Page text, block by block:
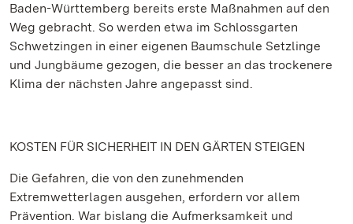
Baden-Württemberg bereits erste Maßnahmen auf den
Weg gebracht. So werden etwa im Schlossgarten
Schwetzingen in einer eigenen Baumschule Setzlinge
und Jungbäume gezogen, die besser an das trockenere
Klima der nächsten Jahre angepasst sind.
KOSTEN FÜR SICHERHEIT IN DEN GÄRTEN STEIGEN
Die Gefahren, die von den zunehmenden
Extremwetterlagen ausgehen, erfordern vor allem
Prävention. War bislang die Aufmerksamkeit und